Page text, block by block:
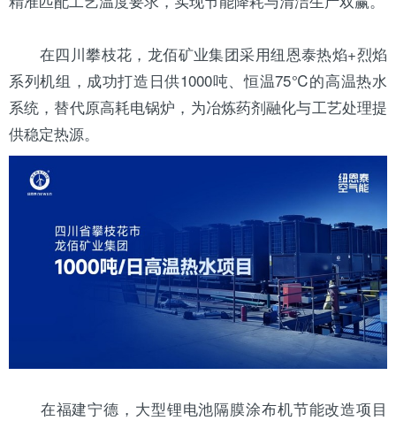
在四川攀枝花，龙佰矿业集团采用纽恩泰热焰+烈焰
系列机组，成功打造日供1000吨、恒温75℃的高温热水
系统 ，替代原高耗电锅炉，为冶炼药剂融化与工艺处理提
供稳定热源。
在福建宁德，大型锂电池隔膜涂布机节能改造项目